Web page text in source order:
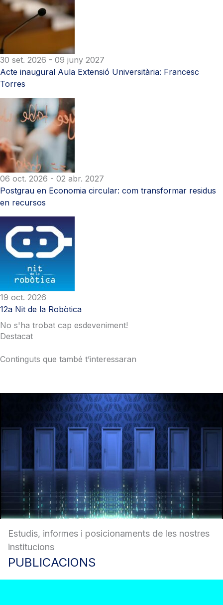
30 set. 2026 - 09 juny 2027
Acte inaugural Aula Extensió Universitària: Francesc
Torres
06 oct. 2026 - 02 abr. 2027
Postgrau en Economia circular: com transformar residus
en recursos
19 oct. 2026
12a Nit de la Robòtica
No s'ha trobat cap esdeveniment!
Destacat
Continguts que també t’interessaran
Estudis, informes i posicionaments de les nostres
institucions
PUBLICACIONS